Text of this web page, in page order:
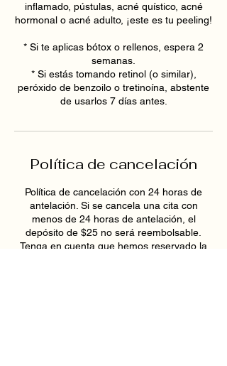
inflamado, pústulas, acné quístico, acné
hormonal o acné adulto, ¡este es tu peeling!
* Si te aplicas bótox o rellenos, espera 2
semanas.
* Si estás tomando retinol (o similar),
peróxido de benzoilo o tretinoína, abstente
de usarlos 7 días antes.
Política de cancelación
Política de cancelación con 24 horas de
antelación. Si se cancela una cita con
menos de 24 horas de antelación, el
depósito de $25 no será reembolsable.
Tenga en cuenta que hemos reservado la